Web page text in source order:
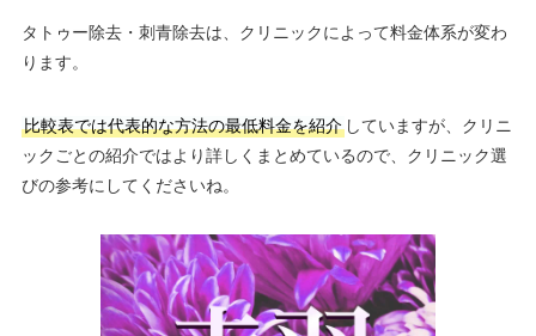
タトゥー除去・刺青除去は、クリニックによって料金体系が変わ
ります。
比較表では代表的な方法の最低料金を紹介していますが、クリニ
ックごとの紹介ではより詳しくまとめているので、クリニック選
びの参考にしてくださいね。